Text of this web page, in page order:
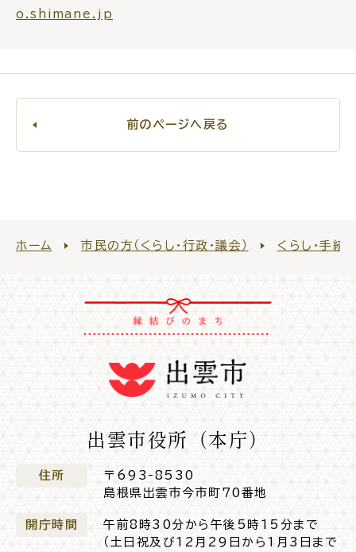
おくやみ
目的 探
各種相談窓口 担当窓口
ライフライン
o.shimane.jp
前のページへ戻る
ホーム 市民の方（くらし・行政・議会） くらし・手続
出雲市役所（本庁）
住所
〒693-8530
島根県出雲市今市町70番地
開庁時間
午前8時30分から午後5時15分まで
（土日祝及び12月29日から1月3日まで